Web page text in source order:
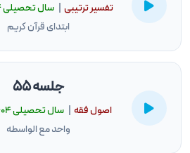
تفسیر ترتیبی سال تحصيلى ۱۴۰۴
ابتدای قرآن کریم
جلسه 55
اصول فقه |سال تحصيلى ۱۴۰۴
واحد مع الواسطه